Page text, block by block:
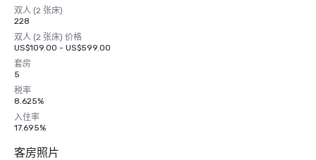
双人 (2 张床)
228
双人 (2 张床) 价格
US$109.00 - US$599.00
套房
5
税率
8.625%
入住率
17.695%
客房照片